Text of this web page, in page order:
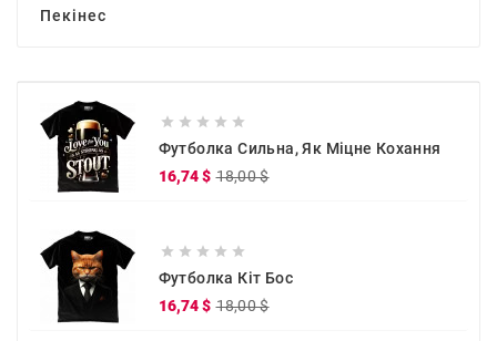
Пекінес
    
Футболка Сильна, Як Міцне Кохання
16,74 $ 18,00 $
    
Футболка Кіт Бос
16,74 $ 18,00 $